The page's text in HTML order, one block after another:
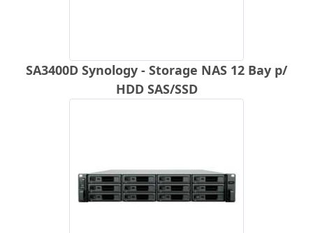
SA3400D Synology - Storage NAS 12 Bay p/
HDD SAS/SSD